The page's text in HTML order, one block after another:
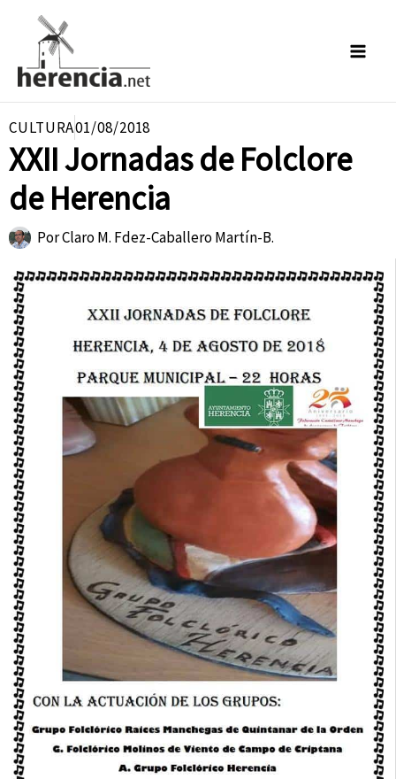
contenido
CULTURA01/08/2018
XXII Jornadas de Folclore
de Herencia
PorClaro M. Fdez-Caballero Martín-B.